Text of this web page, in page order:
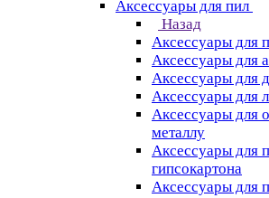
Аксессуары для пил
Назад
Аксессуары для
Аксессуары для
Аксессуары для
Аксессуары для
Аксессуары для
металлу
Аксессуары для
гипсокартона
Аксессуары для